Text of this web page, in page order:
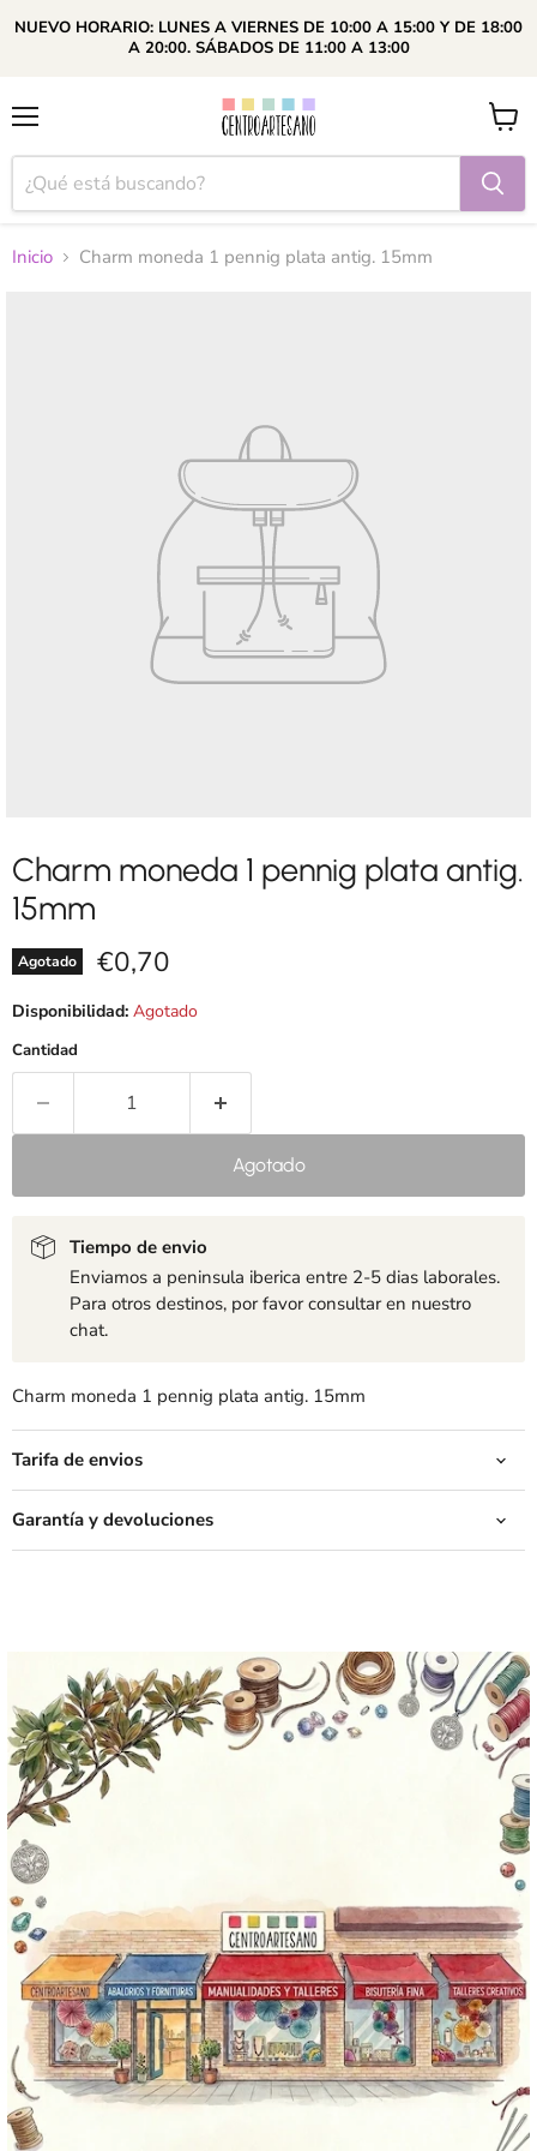
NUEVO HORARIO: LUNES A VIERNES DE 10:00 A 15:00 Y DE 18:00
A 20:00. SÁBADOS DE 11:00 A 13:00
Ver
carrito
Inicio Charm moneda 1 pennig plata antig. 15mm
Charm moneda 1 pennig plata antig.
15mm
Agotado Precio actual
€0,70
Disponibilidad: Agotado
Cantidad
Agotado
Tiempo de envio
Enviamos a peninsula iberica entre 2-5 dias laborales.
Para otros destinos, por favor consultar en nuestro
chat.
Charm moneda 1 pennig plata antig. 15mm
Tarifa de envios
Garantía y devoluciones